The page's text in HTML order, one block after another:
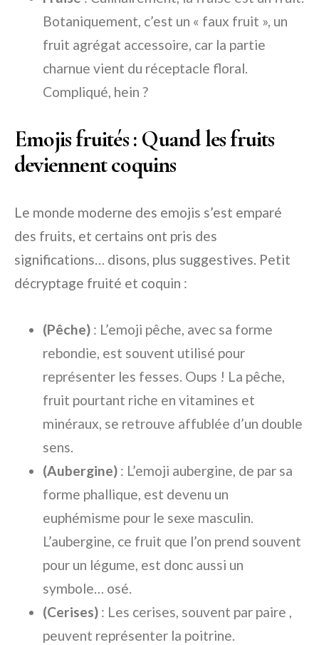
Botaniquement, c’est un « faux fruit », un
fruit agrégat accessoire, car la partie
charnue vient du réceptacle floral.
Compliqué, hein ?
Emojis fruités : Quand les fruits
deviennent coquins
Le monde moderne des emojis s’est emparé
des fruits, et certains ont pris des
significations… disons, plus suggestives. Petit
décryptage fruité et coquin :
(Pêche) : L’emoji pêche, avec sa forme
rebondie, est souvent utilisé pour
représenter les fesses. Oups ! La pêche,
fruit pourtant riche en vitamines et
minéraux, se retrouve affublée d’un double
sens.
(Aubergine) : L’emoji aubergine, de par sa
forme phallique, est devenu un
euphémisme pour le sexe masculin.
L’aubergine, ce fruit que l’on prend souvent
pour un légume, est donc aussi un
symbole… osé.
(Cerises) : Les cerises, souvent par paire ,
peuvent représenter la poitrine.